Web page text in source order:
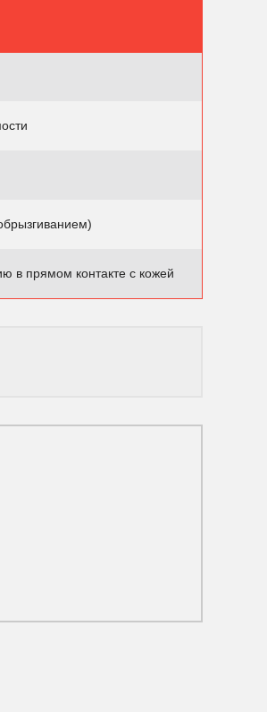
в прямом контакте с кожей